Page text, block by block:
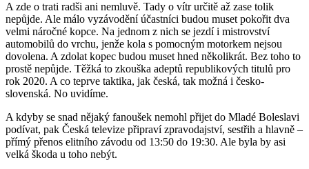
A zde o trati radši ani nemluvě. Tady o vítr určitě až zase tolik
nepůjde. Ale málo vyzávodění účastníci budou muset pokořit dva
velmi náročné kopce. Na jednom z nich se jezdí i mistrovství
automobilů do vrchu, jenže kola s pomocným motorkem nejsou
dovolena. A zdolat kopec budou muset hned několikrát. Bez toho to
prostě nepůjde. Těžká to zkouška adeptů republikových titulů pro
rok 2020. A co teprve taktika, jak česká, tak možná i česko-
slovenská. No uvidíme.
A kdyby se snad nějaký fanoušek nemohl přijet do Mladé Boleslavi
podívat, pak Česká televize připraví zpravodajství, sestřih a hlavně –
přímý přenos elitního závodu od 13:50 do 19:30. Ale byla by asi
velká škoda u toho nebýt.